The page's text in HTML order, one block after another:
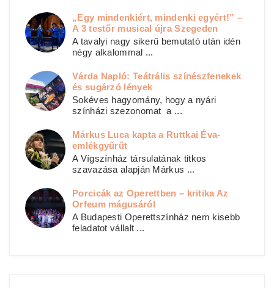
„Egy mindenkiért, mindenki egyért!” –
A 3 testőr musical újra Szegeden
A tavalyi nagy sikerű bemutató után idén
négy alkalommal ...
Várda Napló: Teátrális színészfenekek
és sugárzó lények
Sokéves hagyomány, hogy a nyári
színházi szezonomat a ...
Márkus Luca kapta a Ruttkai Éva-
emlékgyűrűt
A Vígszínház társulatának titkos
szavazása alapján Márkus ...
Porcicák az Operettben – kritika Az
Orfeum mágusáról
A Budapesti Operettszínház nem kisebb
feladatot vállalt ...